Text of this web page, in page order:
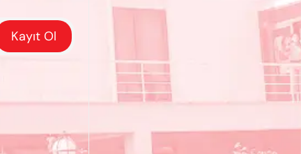
Kayıt Ol